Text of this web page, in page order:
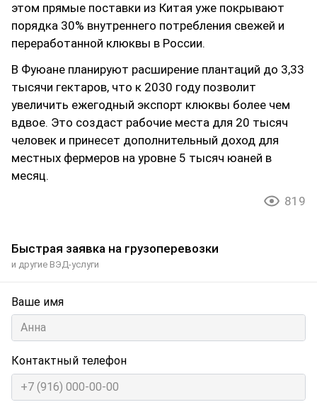
этом прямые поставки из Китая уже покрывают
порядка 30% внутреннего потребления свежей и
переработанной клюквы в России.
В Фуюане планируют расширение плантаций до 3,33
тысячи гектаров, что к 2030 году позволит
увеличить ежегодный экспорт клюквы более чем
вдвое. Это создаст рабочие места для 20 тысяч
человек и принесет дополнительный доход для
местных фермеров на уровне 5 тысяч юаней в
месяц.
819
Быстрая заявка на грузоперевозки
и другие ВЭД-услуги
Ваше имя
Контактный телефон